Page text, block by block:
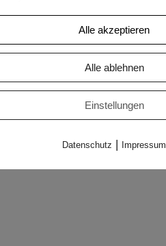
Alle akzeptieren
Alle ablehnen
Einstellungen
Datenschutz | Impressum